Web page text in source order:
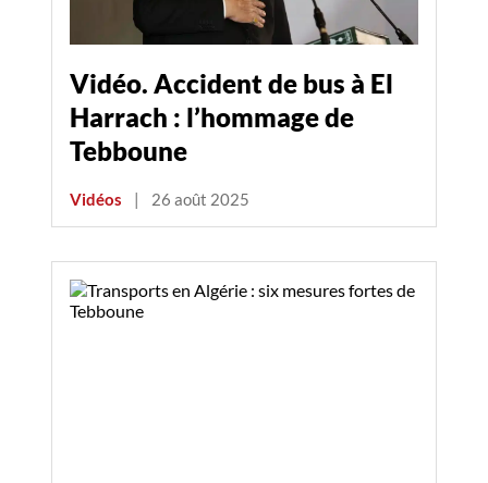
Vidéo. Accident de bus à El
Harrach : l’hommage de
Tebboune
Vidéos | 26 août 2025